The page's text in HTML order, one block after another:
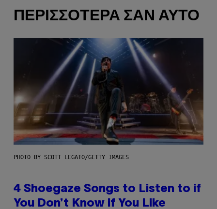
ΠΕΡΙΣΣΌΤΕΡΑ ΣΑΝ ΑΥΤΌ
PHOTO BY SCOTT LEGATO/GETTY IMAGES
4 Shoegaze Songs to Listen to if
You Don’t Know if You Like